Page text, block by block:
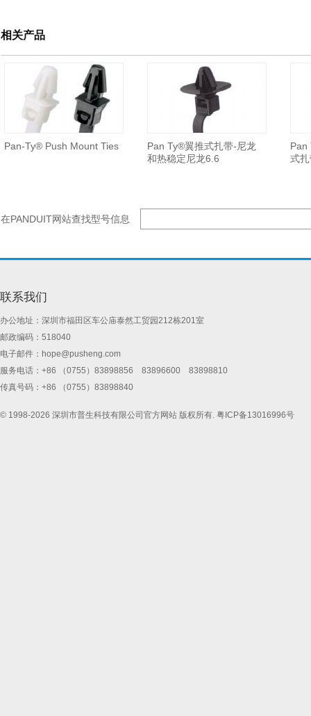
相关产品
Pan-Ty® Push Mount Ties
Pan Ty®翼推式扎带-尼龙
和热稳定尼龙6.6
Pan
式
在PANDUIT网站查找型号信息
联系我们
办公地址：深圳市福田区车公庙泰然工贸园212栋201室
邮政编码：518040
电子邮件： hope@pusheng.com
服务电话：+86 （0755）83898856 83896600 83898810
传真号码：+86 （0755）83898840
© 1998-2026 深圳市普生科技有限公司官方网站 版权所有. 粤ICP备13016996号